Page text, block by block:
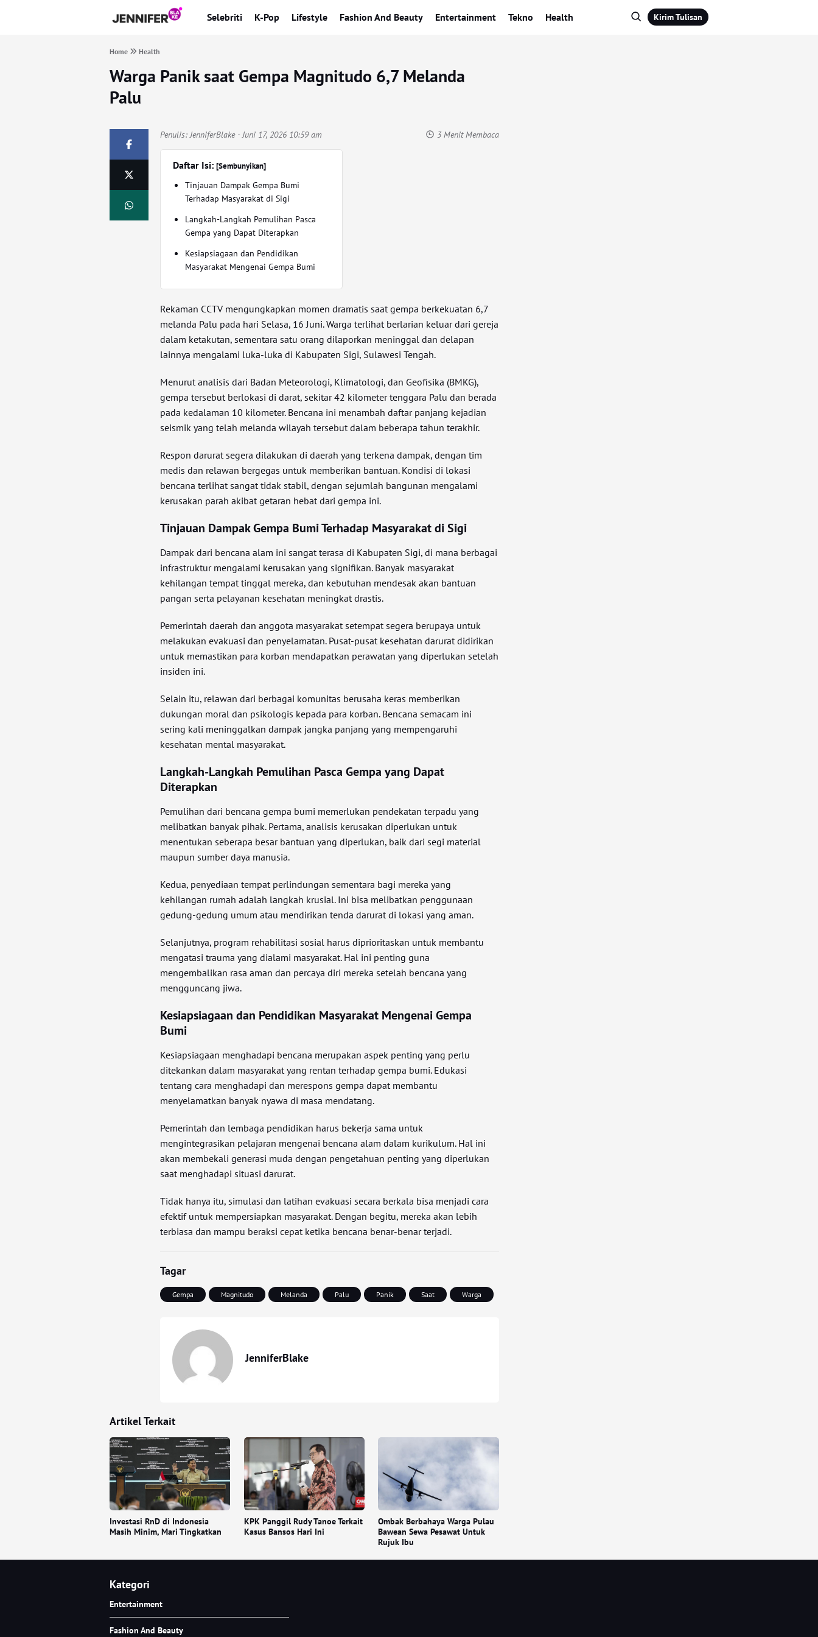
Selebriti K-Pop Lifestyle Fashion And Beauty Entertainment Tekno Health Kirim Tulisan
Home Health
Warga Panik saat Gempa Magnitudo 6,7 Melanda
Palu
Penulis:JenniferBlake- Juni 17, 2026 10:59 am 3 Menit Membaca
Daftar Isi:[Sembunyikan]
Tinjauan Dampak Gempa Bumi
Terhadap Masyarakat di Sigi
Langkah-Langkah Pemulihan Pasca
Gempa yang Dapat Diterapkan
Kesiapsiagaan dan Pendidikan
Masyarakat Mengenai Gempa Bumi
Rekaman CCTV mengungkapkan momen dramatis saat gempa berkekuatan 6,7
melanda Palu pada hari Selasa, 16 Juni. Warga terlihat berlarian keluar dari gereja
dalam ketakutan, sementara satu orang dilaporkan meninggal dan delapan
lainnya mengalami luka-luka di Kabupaten Sigi, Sulawesi Tengah.
Menurut analisis dari Badan Meteorologi, Klimatologi, dan Geofisika (BMKG),
gempa tersebut berlokasi di darat, sekitar 42 kilometer tenggara Palu dan berada
pada kedalaman 10 kilometer. Bencana ini menambah daftar panjang kejadian
seismik yang telah melanda wilayah tersebut dalam beberapa tahun terakhir.
Respon darurat segera dilakukan di daerah yang terkena dampak, dengan tim
medis dan relawan bergegas untuk memberikan bantuan. Kondisi di lokasi
bencana terlihat sangat tidak stabil, dengan sejumlah bangunan mengalami
kerusakan parah akibat getaran hebat dari gempa ini.
Tinjauan Dampak Gempa Bumi Terhadap Masyarakat di Sigi
Dampak dari bencana alam ini sangat terasa di Kabupaten Sigi, di mana berbagai
infrastruktur mengalami kerusakan yang signifikan. Banyak masyarakat
kehilangan tempat tinggal mereka, dan kebutuhan mendesak akan bantuan
pangan serta pelayanan kesehatan meningkat drastis.
Pemerintah daerah dan anggota masyarakat setempat segera berupaya untuk
melakukan evakuasi dan penyelamatan. Pusat-pusat kesehatan darurat didirikan
untuk memastikan para korban mendapatkan perawatan yang diperlukan setelah
insiden ini.
Selain itu, relawan dari berbagai komunitas berusaha keras memberikan
dukungan moral dan psikologis kepada para korban. Bencana semacam ini
sering kali meninggalkan dampak jangka panjang yang mempengaruhi
kesehatan mental masyarakat.
Langkah-Langkah Pemulihan Pasca Gempa yang Dapat
Diterapkan
Pemulihan dari bencana gempa bumi memerlukan pendekatan terpadu yang
melibatkan banyak pihak. Pertama, analisis kerusakan diperlukan untuk
menentukan seberapa besar bantuan yang diperlukan, baik dari segi material
maupun sumber daya manusia.
Kedua, penyediaan tempat perlindungan sementara bagi mereka yang
kehilangan rumah adalah langkah krusial. Ini bisa melibatkan penggunaan
gedung-gedung umum atau mendirikan tenda darurat di lokasi yang aman.
Selanjutnya, program rehabilitasi sosial harus diprioritaskan untuk membantu
mengatasi trauma yang dialami masyarakat. Hal ini penting guna
mengembalikan rasa aman dan percaya diri mereka setelah bencana yang
mengguncang jiwa.
Kesiapsiagaan dan Pendidikan Masyarakat Mengenai Gempa
Bumi
Kesiapsiagaan menghadapi bencana merupakan aspek penting yang perlu
ditekankan dalam masyarakat yang rentan terhadap gempa bumi. Edukasi
tentang cara menghadapi dan merespons gempa dapat membantu
menyelamatkan banyak nyawa di masa mendatang.
Pemerintah dan lembaga pendidikan harus bekerja sama untuk
mengintegrasikan pelajaran mengenai bencana alam dalam kurikulum. Hal ini
akan membekali generasi muda dengan pengetahuan penting yang diperlukan
saat menghadapi situasi darurat.
Tidak hanya itu, simulasi dan latihan evakuasi secara berkala bisa menjadi cara
efektif untuk mempersiapkan masyarakat. Dengan begitu, mereka akan lebih
terbiasa dan mampu beraksi cepat ketika bencana benar-benar terjadi.
Tagar
Gempa Magnitudo Melanda Palu Panik Saat Warga
JenniferBlake
Artikel Terkait
Investasi RnD di Indonesia
Masih Minim, Mari Tingkatkan
KPK Panggil Rudy Tanoe Terkait
Kasus Bansos Hari Ini
Ombak Berbahaya Warga Pulau
Bawean Sewa Pesawat Untuk
Rujuk Ibu
Kategori
Entertainment
Fashion And Beauty